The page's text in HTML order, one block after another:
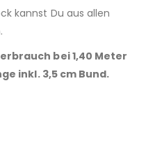
kannst Du aus allen
bei 1,40 Meter
inkl. 3,5 cm Bund.